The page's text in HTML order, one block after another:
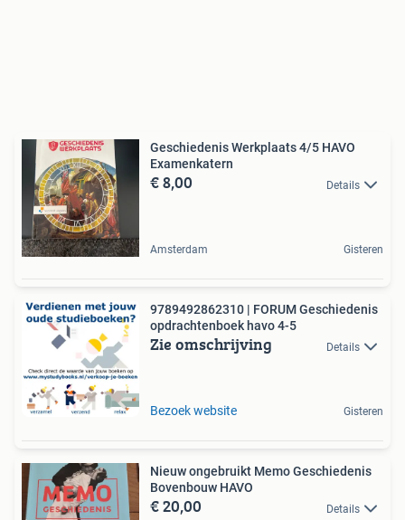
Geschiedenis Werkplaats 4/5 HAVO
Examenkatern
€ 8,00 Details
Amsterdam Gisteren
9789492862310 | FORUM Geschiedenis
opdrachtenboek havo 4-5
Zie omschrijving Details
Bezoek website Gisteren
Nieuw ongebruikt Memo Geschiedenis
Bovenbouw HAVO
€ 20,00 Details